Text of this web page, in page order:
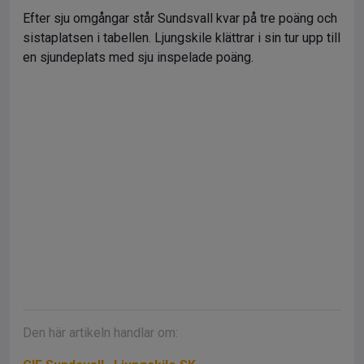
Efter sju omgångar står Sundsvall kvar på tre poäng och
sistaplatsen i tabellen. Ljungskile klättrar i sin tur upp till
en sjundeplats med sju inspelade poäng.
Den här artikeln handlar om: